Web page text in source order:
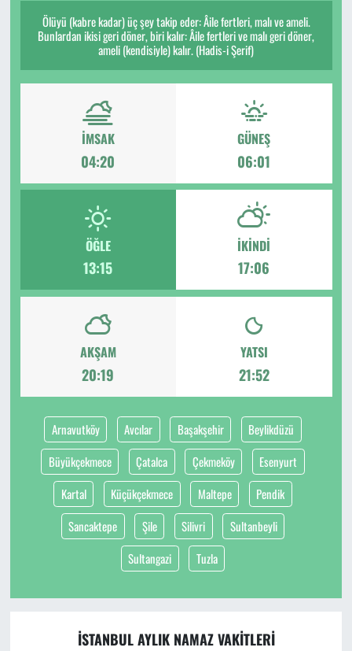
Ölüyü (kabre kadar) üç şey takip eder: Âile fertleri, malı ve ameli.
Bunlardan ikisi geri döner, biri kalır: Âile fertleri ve malı geri döner,
ameli (kendisiyle) kalır. (Hadis-i Şerif)
İMSAK
04:20
GÜNEŞ
06:01
ÖĞLE
13:15
İKINDI
17:06
AKŞAM
20:19
YATSI
21:52
Arnavutköy Avcılar Başakşehir
Beylikdüzü
Büyükçekmece
Çatalca Çekmeköy
Esenyurt
Kartal
Küçükçekmece Maltepe
Pendik
Sancaktepe
Şile Silivri
Sultanbeyli
Sultangazi
Tuzla
İSTANBUL AYLIK NAMAZ VAKITLERI